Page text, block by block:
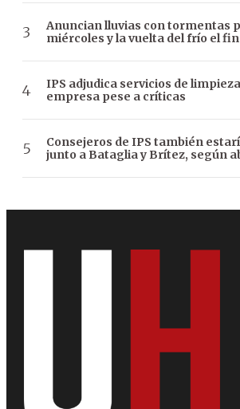
Anuncian lluvias con tormentas
miércoles y la vuelta del frío el
IPS adjudica servicios de
empresa pese a críticas
Consejeros de IPS también
junto a Bataglia y Brítez, según